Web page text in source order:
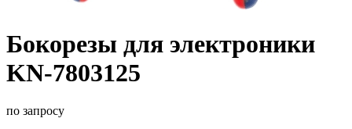
Бокорезы для электроники
KN-7803125
по запросу